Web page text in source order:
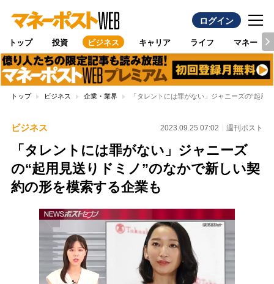
ログイン
トップ 投資 ビジネス キャリア ライフ マネー
トップ ビジネス 企業・業界 「タレントには罪がない」ジャニーズの“起用
ビジネス 2023.09.25 07:02 週刊ポスト
「タレントには罪がない」ジャニーズ
の“起用見送りドミノ”のなかで新しい契
約の形を模索する企業も